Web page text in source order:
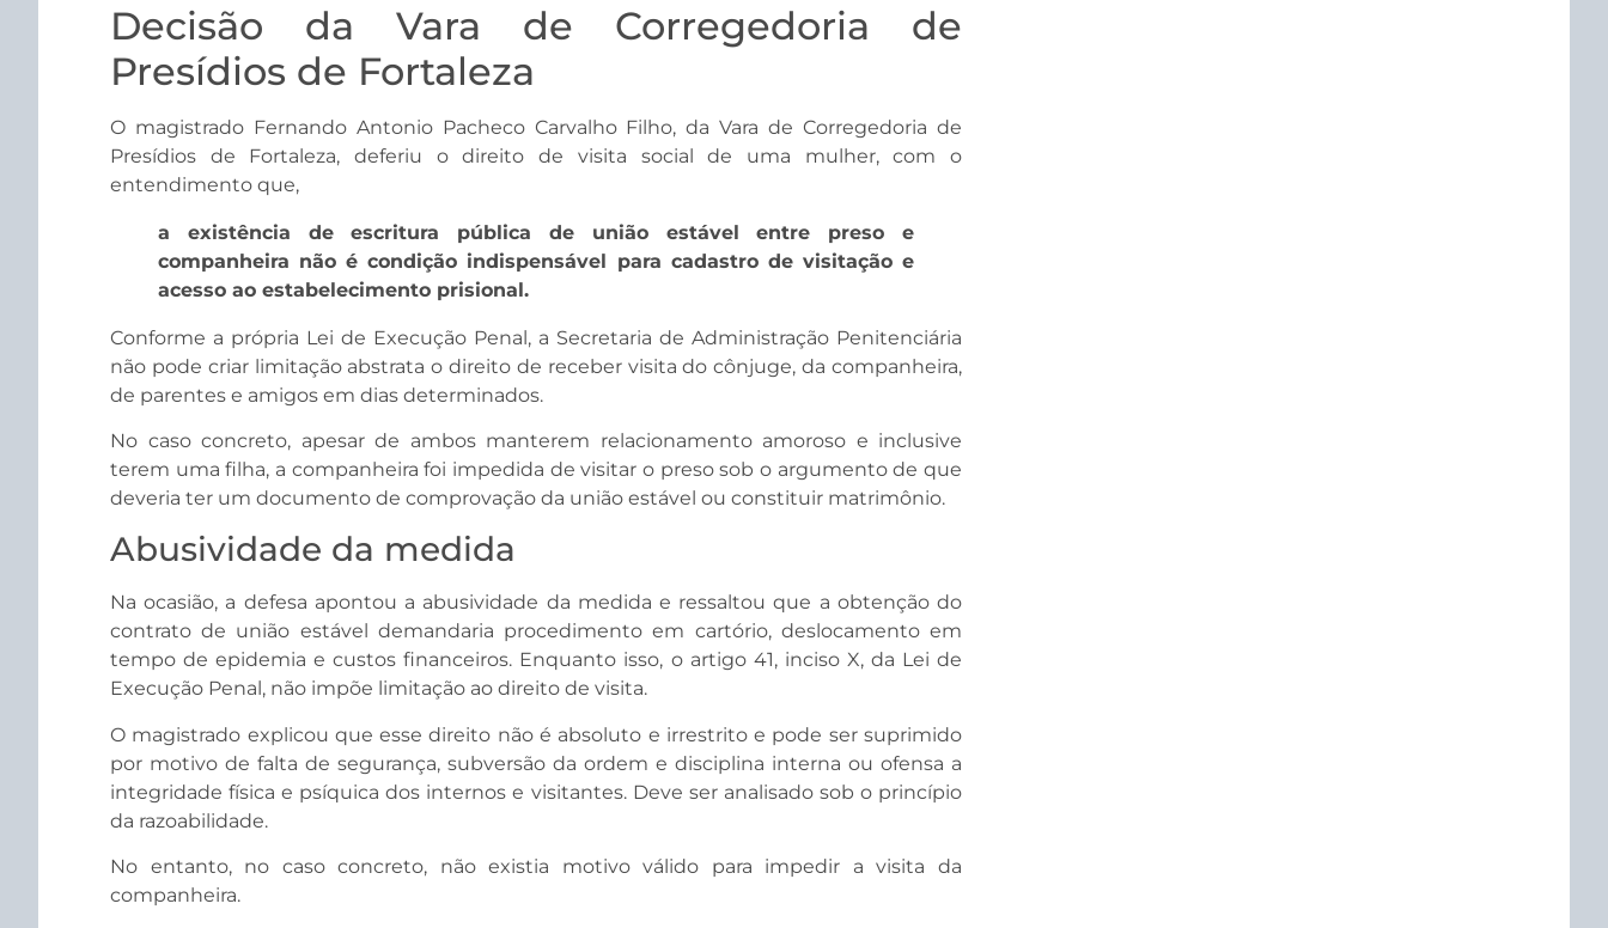
Decisão da Vara de Corregedoria de
Presídios de Fortaleza
O magistrado Fernando Antonio Pacheco Carvalho Filho, da Vara de Corregedoria de
Presídios de Fortaleza, deferiu o direito de visita social de uma mulher, com o
entendimento que,
a existência de escritura pública de união estável entre preso e
companheira não é condição indispensável para cadastro de visitação e
acesso ao estabelecimento prisional.
Conforme a própria Lei de Execução Penal, a Secretaria de Administração Penitenciária
não pode criar limitação abstrata o direito de receber visita do cônjuge, da companheira,
de parentes e amigos em dias determinados.
No caso concreto, apesar de ambos manterem relacionamento amoroso e inclusive
terem uma filha, a companheira foi impedida de visitar o preso sob o argumento de que
deveria ter um documento de comprovação da união estável ou constituir matrimônio.
Abusividade da medida
Na ocasião, a defesa apontou a abusividade da medida e ressaltou que a obtenção do
contrato de união estável demandaria procedimento em cartório, deslocamento em
tempo de epidemia e custos financeiros. Enquanto isso, o artigo 41, inciso X, da Lei de
Execução Penal, não impõe limitação ao direito de visita.
O magistrado explicou que esse direito não é absoluto e irrestrito e pode ser suprimido
por motivo de falta de segurança, subversão da ordem e disciplina interna ou ofensa a
integridade física e psíquica dos internos e visitantes. Deve ser analisado sob o princípio
da razoabilidade.
No entanto, no caso concreto, não existia motivo válido para impedir a visita da
companheira.